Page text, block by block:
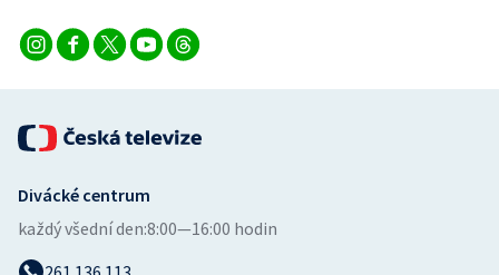
Divácké centrum
každý všední den:8:00—16:00 hodin